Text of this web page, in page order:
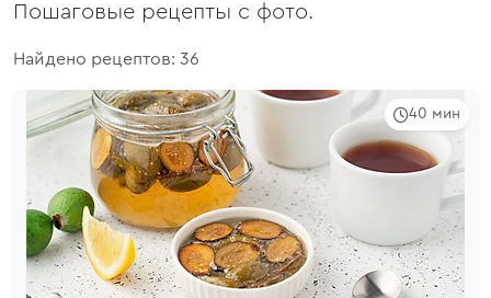
Пошаговые рецепты с фото.
Найдено рецептов: 36
40 мин